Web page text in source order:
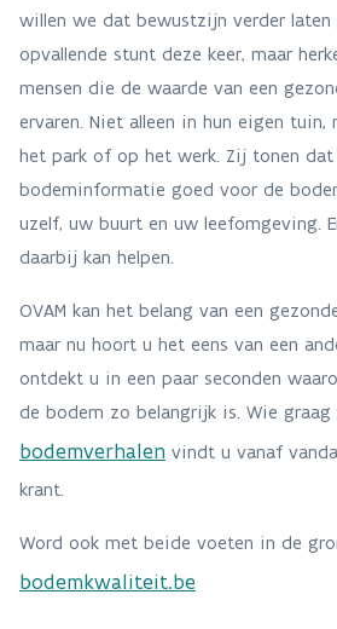
willen we dat bewustzijn verder laten
opvallende stunt deze keer, maar
mensen die de waarde van een
ervaren. Niet alleen in hun eigen tuin,
het park of op het werk. Zij tonen
bodeminformatie goed voor de
uzelf, uw buurt en uw leefomgeving.
daarbij kan helpen.
OVAM kan het belang van een
maar nu hoort u het eens van een
ontdekt u in een paar seconden
de bodem zo belangrijk is. Wie
bodemverhalen vindt u vanaf
krant.
Word ook met beide voeten in de
bodemkwaliteit.be